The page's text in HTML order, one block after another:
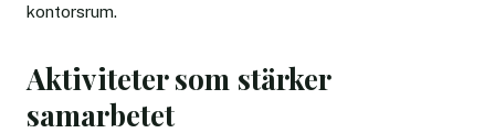
kontorsrum.
Aktiviteter som stärker
samarbetet